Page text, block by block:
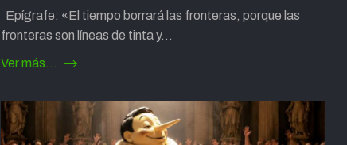
Epígrafe: «El tiempo borrará las fronteras, porque las
fronteras son líneas de tinta y…
Ver más...